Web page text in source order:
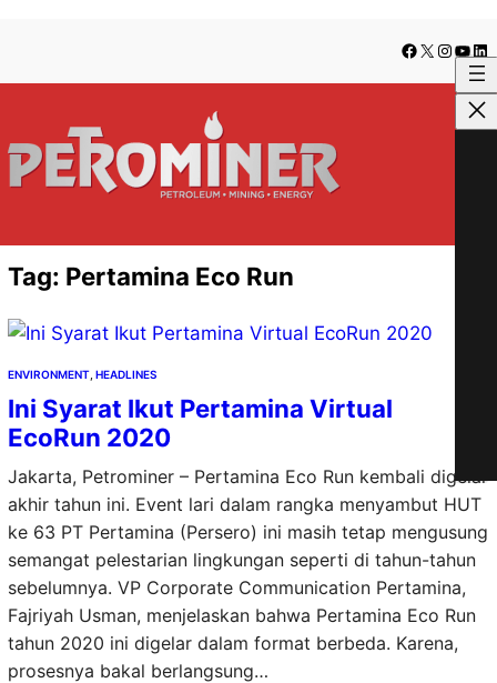
Facebook
X
Tag: Pertamina Eco Run
ENVIRONMENT, HEADLINES
Ini Syarat Ikut Pertamina Virtual
EcoRun 2020
Jakarta, Petrominer – Pertamina Eco Run kembali digelar
akhir tahun ini. Event lari dalam rangka menyambut HUT
ke 63 PT Pertamina (Persero) ini masih tetap mengusung
semangat pelestarian lingkungan seperti di tahun-tahun
sebelumnya. VP Corporate Communication Pertamina,
Fajriyah Usman, menjelaskan bahwa Pertamina Eco Run
tahun 2020 ini digelar dalam format berbeda. Karena,
prosesnya bakal berlangsung…